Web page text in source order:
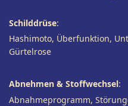
Schilddrüse:
Hashimoto, Überfunktion,
Gürtelrose
Abnehmen & Stoffwechsel:
Abnahmeprogramm,